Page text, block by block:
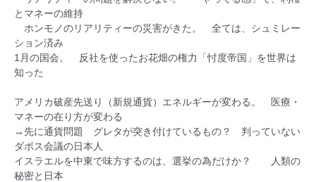
とマネーの維持
ホンモノのリアリティーの災害がきた。 全ては、シュミレー
ション済み
1月の国会。 反社を使ったお花畑の権力「忖度帝国」を世界は
知った
アメリカ破産先送り（新規通貨）エネルギーが変わる。 医療・
マネーの在り方が変わる
→先に通貨問題 グレタが突き付けているもの？ 判っていない
ダボス会議の日本人
イスラエルを中東で味方するのは、選挙の為だけか？ 人類の
秘密と日本